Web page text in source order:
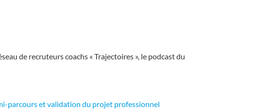
de recruteurs coachs « Trajectoires », le podcast du
parcours et validation du projet professionnel